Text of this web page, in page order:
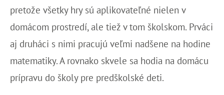
pretože všetky hry sú aplikovateľné nielen v
domácom prostredí, ale tiež v tom školskom. Prváci
aj druháci s nimi pracujú veľmi nadšene na hodine
matematiky. A rovnako skvele sa hodia na domácu
prípravu do školy pre predškolské deti.